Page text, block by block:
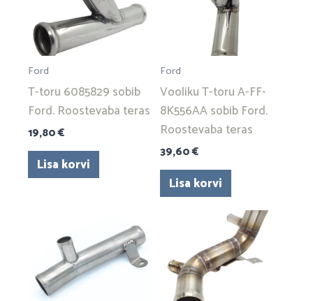
Ford
T-toru 6085829 sobib
Ford. Roostevaba teras
19,80€
Lisa korvi
Ford
Vooliku T-toru A-FF-
8K556AA sobib Ford.
Roostevaba teras
39,60€
Lisa korvi